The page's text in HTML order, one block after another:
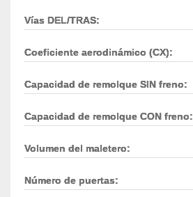
Vías DEL/TRAS:
Coeficiente aerodinámico (CX):
Capacidad de remolque SIN freno:
Capacidad de remolque CON freno:
Volumen del maletero:
Número de puertas: